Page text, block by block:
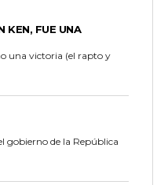
KEN, FUE UNA
una victoria (el rapto y
gobierno de la República